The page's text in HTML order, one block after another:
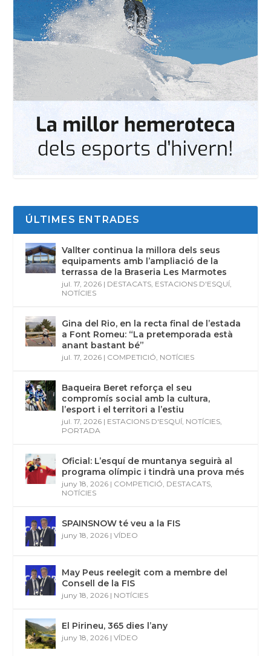
ÚLTIMES ENTRADES
Vallter continua la millora dels seus
equipaments amb l’ampliació de la
terrassa de la Braseria Les Marmotes
jul. 17, 2026 | DESTACATS, ESTACIONS D'ESQUÍ,
NOTÍCIES
Gina del Rio, en la recta final de l’estada
a Font Romeu: “La pretemporada està
anant bastant bé”
jul. 17, 2026 | COMPETICIÓ, NOTÍCIES
Baqueira Beret reforça el seu
compromís social amb la cultura,
l’esport i el territori a l’estiu
jul. 17, 2026 | ESTACIONS D'ESQUÍ, NOTÍCIES,
PORTADA
Oficial: L’esquí de muntanya seguirà al
programa olímpic i tindrà una prova més
juny 18, 2026 | COMPETICIÓ, DESTACATS,
NOTÍCIES
SPAINSNOW té veu a la FIS
juny 18, 2026 |VÍDEO
May Peus reelegit com a membre del
Consell de la FIS
juny 18, 2026 | NOTÍCIES
El Pirineu, 365 dies l’any
juny 18, 2026 |VÍDEO